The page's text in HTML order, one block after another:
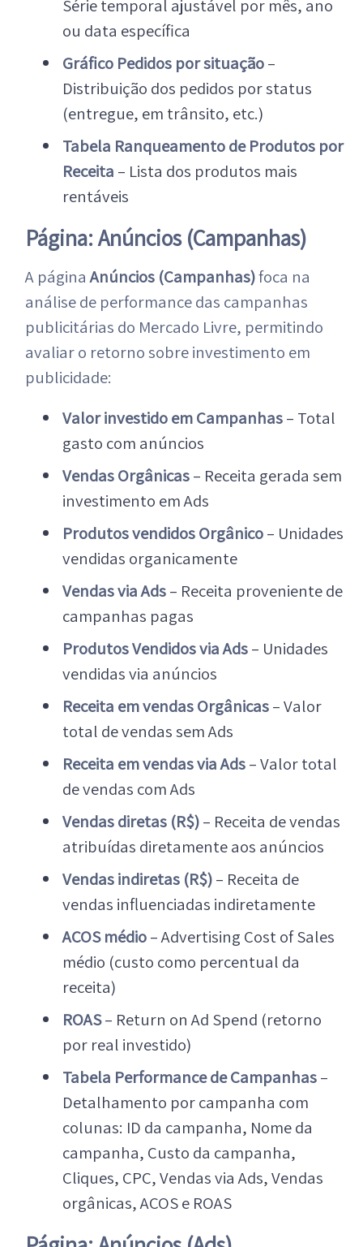
Série temporal ajustável por mês, ano
ou data específica
Gráfico Pedidos por situação–
Distribuição dos pedidos por status
(entregue, em trânsito, etc.)
Tabela Ranqueamento de Produtos por
Receita – Lista dos produtos mais
rentáveis
Página: Anúncios (Campanhas)
A páginaAnúncios (Campanhas)foca na
análise de performance das campanhas
publicitárias do Mercado Livre, permitindo
avaliar o retorno sobre investimento em
publicidade:
Valor investido em Campanhas– Total
gasto com anúncios
Vendas Orgânicas– Receita gerada sem
investimento em Ads
Produtos vendidos Orgânico– Unidades
vendidas organicamente
Vendas via Ads– Receita proveniente de
campanhas pagas
Produtos Vendidos via Ads– Unidades
vendidas via anúncios
Receita em vendas Orgânicas– Valor
total de vendas sem Ads
Receita em vendas via Ads– Valor total
de vendas com Ads
Vendas diretas (R$)– Receita de vendas
atribuídas diretamente aos anúncios
Vendas indiretas (R$)– Receita de
vendas influenciadas indiretamente
ACOS médio– Advertising Cost of Sales
médio (custo como percentual da
receita)
ROAS– Return on Ad Spend (retorno
por real investido)
Tabela Performance de Campanhas–
Detalhamento por campanha com
colunas: ID da campanha, Nome da
campanha, Custo da campanha,
Cliques, CPC, Vendas via Ads, Vendas
orgânicas, ACOS e ROAS